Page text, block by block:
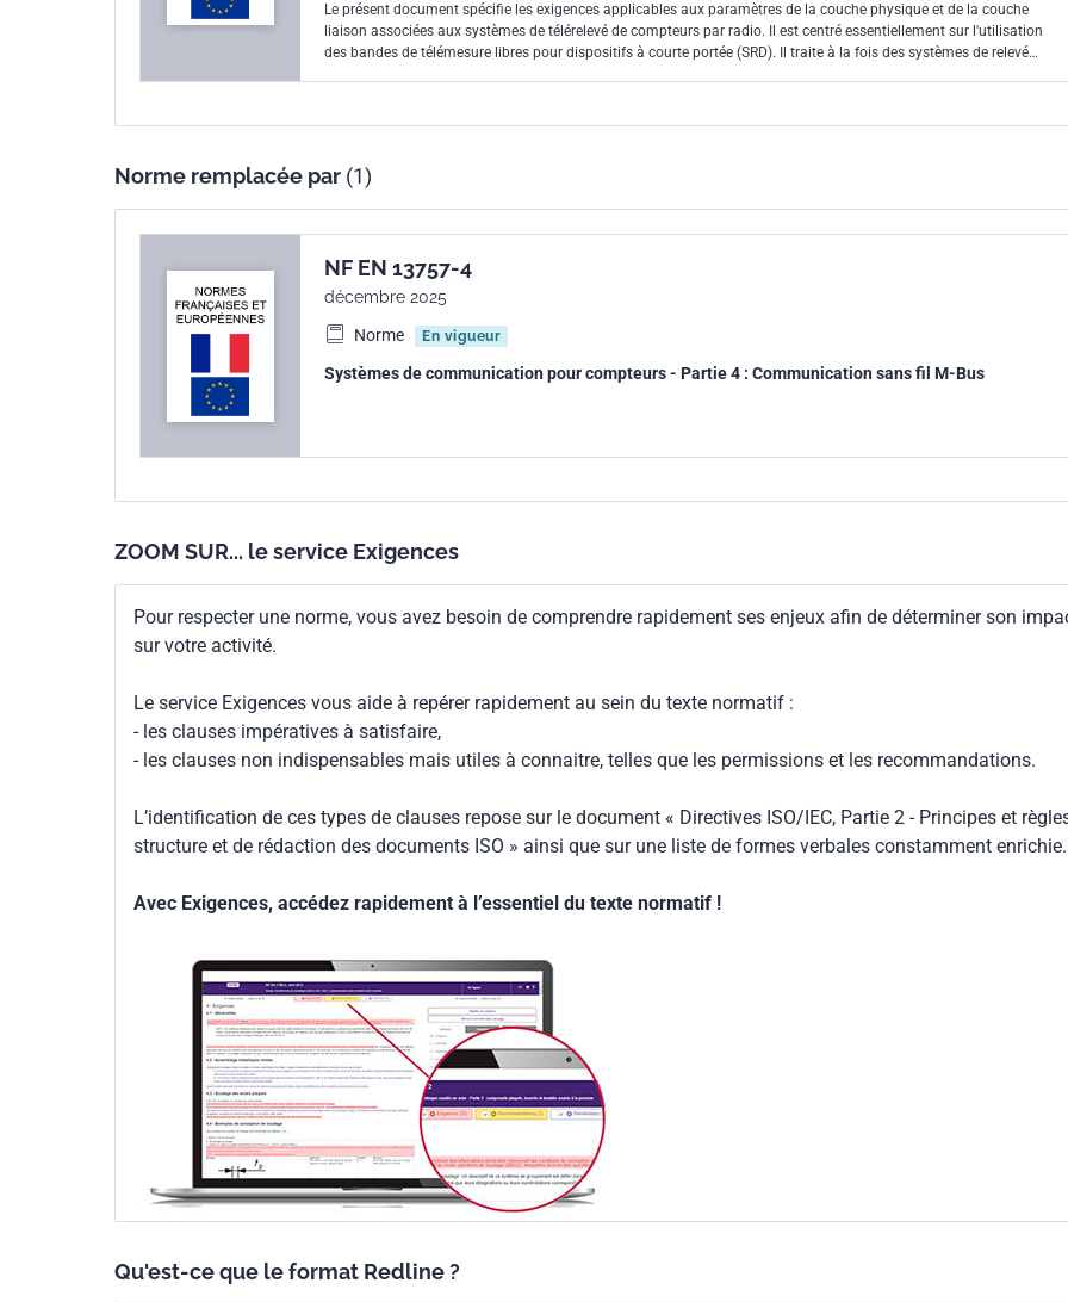
Le présent document spécifie les exigences applicables aux paramètres de la couche physique et de la couche
liaison associées aux systèmes de télérelevé de compteurs par radio. Il est centré essentiellement sur l'utilisation
des bandes de télémesure libres pour dispositifs à courte portée (SRD). Il traite à la fois des systèmes de relevé
Norme remplacée par (1)
NF EN 13757-4
décembre 2025
Norme
En vigueur
Systèmes de communication pour compteurs - Partie 4 : Communication sans fil M-Bus
ZOOM SUR... le service Exigences
Pour respecter une norme, vous avez besoin de comprendre rapidement ses enjeux afin de déterminer son
sur votre activité.
Le service Exigences vous aide à repérer rapidement au sein du texte normatif :
- les clauses impératives à satisfaire,
- les clauses non indispensables mais utiles à connaitre, telles que les permissions et les recommandations.
L’identification de ces types de clauses repose sur le document « Directives ISO/IEC, Partie 2 - Principes et
structure et de rédaction des documents ISO » ainsi que sur une liste de formes verbales constamment enrichie.
Avec Exigences, accédez rapidement à l’essentiel du texte normatif !
Qu'est-ce que le format Redline ?